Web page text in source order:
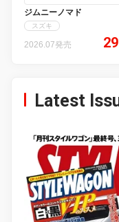
ジムニーノマド
スズキ
2026.07発売
Latest